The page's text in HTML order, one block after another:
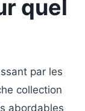
quel
par les
collection
abordables